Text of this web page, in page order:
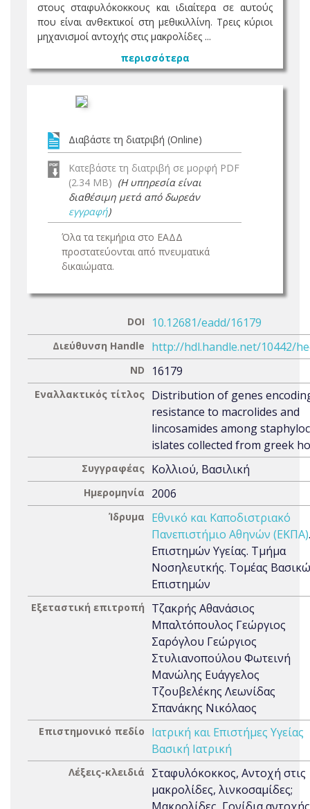
στους σταφυλόκοκκους και ιδιαίτερα σε αυτούς
που είναι ανθεκτικοί στη μεθικιλλίνη. Τρεις κύριοι
μηχανισμοί αντοχής στις μακρολίδες ...
περισσότερα
Διαβάστε τη διατριβή (Online)
Κατεβάστε τη διατριβή σε μορφή PDF
(2.34 MB) (Η υπηρεσία είναι
διαθέσιμη μετά από δωρεάν
εγγραφή)
Όλα τα τεκμήρια στο ΕΑΔΔ
προστατεύονται από πνευματικά
δικαιώματα.
DOI 10.12681/eadd/16179
Διεύθυνση Handle http://hdl.handle.net/10442/
ND 16179
Εναλλακτικός τίτλος Distribution of genes
resistance to macrolides and
lincosamides among
islates collected from greek
Συγγραφέας Κολλιού, Βασιλική
Ημερομηνία 2006
Ίδρυμα
Εθνικό και Καποδιστριακό
Πανεπιστήμιο Αθηνών (ΕΚΠΑ)
Επιστημών Υγείας. Τμήμα
Νοσηλευτκής. Τομέας
Επιστημών
Εξεταστική επιτροπή
Τζακρής Αθανάσιος
Μπαλτόπουλος Γεώργιος
Σαρόγλου Γεώργιος
Στυλιανοπούλου Φωτεινή
Μανώλης Ευάγγελος
Τζουβελέκης Λεωνίδας
Σπανάκης Νικόλαος
Επιστημονικό πεδίο
Ιατρική και Επιστήμες Υγείας
Βασική Ιατρική
Λέξεις-κλειδιά
Σταφυλόκοκκος, Αντοχή στις
μακρολίδες, λινκοσαμίδες;